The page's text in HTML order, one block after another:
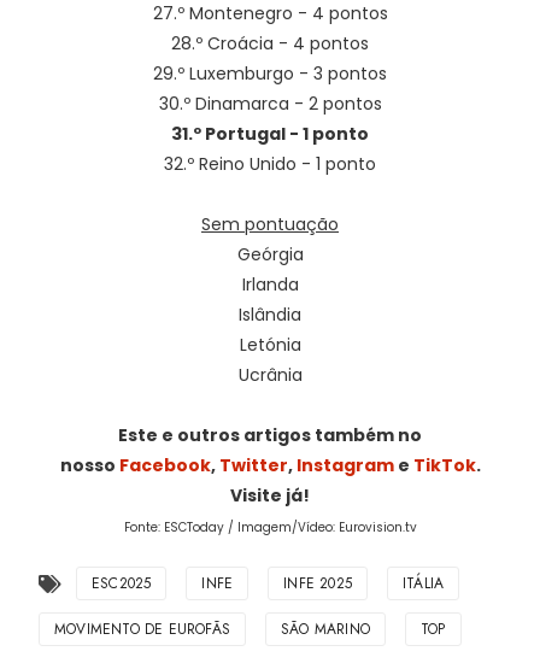
27.º Montenegro - 4 pontos
28.º Croácia - 4 pontos
29.º Luxemburgo - 3 pontos
30.º Dinamarca - 2 pontos
31.º Portugal - 1 ponto
32.º Reino Unido - 1 ponto
Sem pontuação
Geórgia
Irlanda
Islândia
Letónia
Ucrânia
Este e outros artigos também no
nosso Facebook, Twitter, Instagrame TikTok.
Visite já!
Fonte: ESCToday / Imagem/Vídeo: Eurovision.tv
ESC2025 INFE INFE 2025 ITÁLIA
MOVIMENTO DE EUROFÃS SÃO MARINO TOP